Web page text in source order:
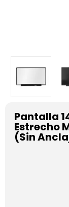
Pantalla
Estrecho
(Sin